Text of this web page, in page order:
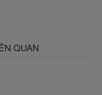
QUAN